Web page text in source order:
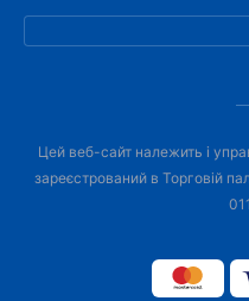
Цей веб-сайт належить і
зареєстрований в Торговій